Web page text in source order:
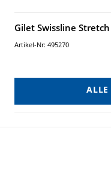
Gilet Swissline
Artikel-Nr: 495270
ALLE